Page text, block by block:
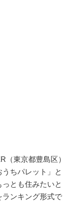
東京都豊島区）
ちパレット」と
とも住みたいと
ンキング形式で